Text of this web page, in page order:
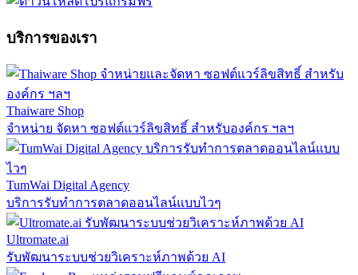
บริการของเรา
Thaiware Shop
จำหน่าย จัดหา ซอฟต์แวร์ลิขสิทธิ์ สำหรับองค์กร ฯลฯ
TumWai Digital Agency
บริการรับทำการตลาดออนไลน์แบบไวๆ
Ultromate.ai
รับพัฒนาระบบช่วยวิเคราะห์ภาพด้วย AI